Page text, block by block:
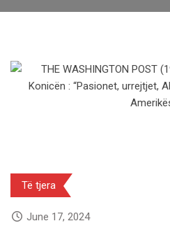
Të tjera
June 17, 2024